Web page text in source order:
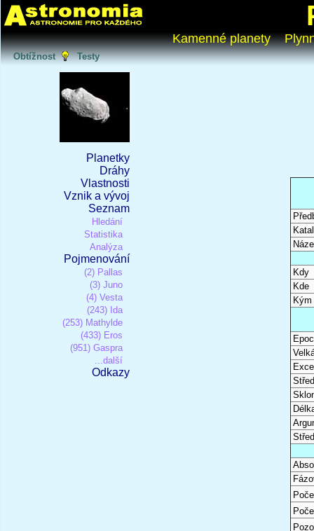
Kamenné planety
Obtížnost Testy
Planetky
Dráhy
Vlastnosti
Vznik a vývoj
Seznam
Hledání
Statistika
Analýza
Pojmenování
(2) Pallas
(3) Juno
(4) Vesta
(243) Ida
(253) Mathylde
(433) Eros
(951) Gaspra
...další
Odkazy
Kdy
Kde
Kým